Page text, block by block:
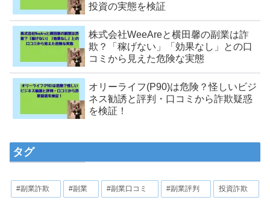
投資の実態を検証
株式会社WeeAreと横田馨の副業は詐
欺？「稼げない」「効果なし」との口
コミから見えた危険な実態
オリーライフ(P90)は危険？怪しいビジ
ネス勧誘と評判・口コミから詐欺疑惑
を検証！
タグ
#副業詐欺 #副業 #副業口コミ #副業評判 投資詐欺